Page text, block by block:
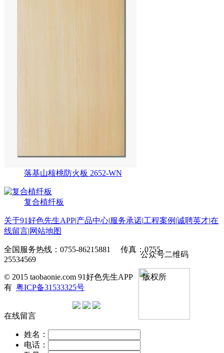
落基山核桃防火板 2652-WN
复合植纤板
关于91好色先生APP|产品中心|服务承诺|工程案例 |诚聘英才|在
线留言|网站地图
公众号二维码
全国服务热线：0755-86215881 传真：0755-
25534569
© 2015 taobaonie.com 91好色先生APP 版权所
有 粤ICP备31533325号
在线留言
姓名：
电话：